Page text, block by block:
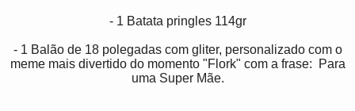
- 1 Batata pringles 114gr
- 1 Balão de 18 polegadas com gliter, personalizado com o
meme mais divertido do momento "Flork" com a frase: Para
uma Super Mãe.